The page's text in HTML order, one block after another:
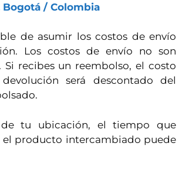
Bogotá / Colombia
de asumir los costos de envío
Los costos de envío no son
Si recibes un reembolso, el costo
será descontado del
de tu ubicación, el tiempo que
el producto intercambiado puede